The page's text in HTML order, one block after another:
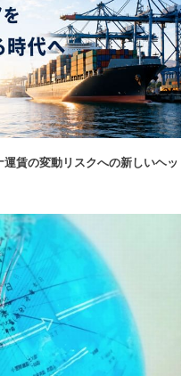
賃の変動リスクへの新しいヘッ